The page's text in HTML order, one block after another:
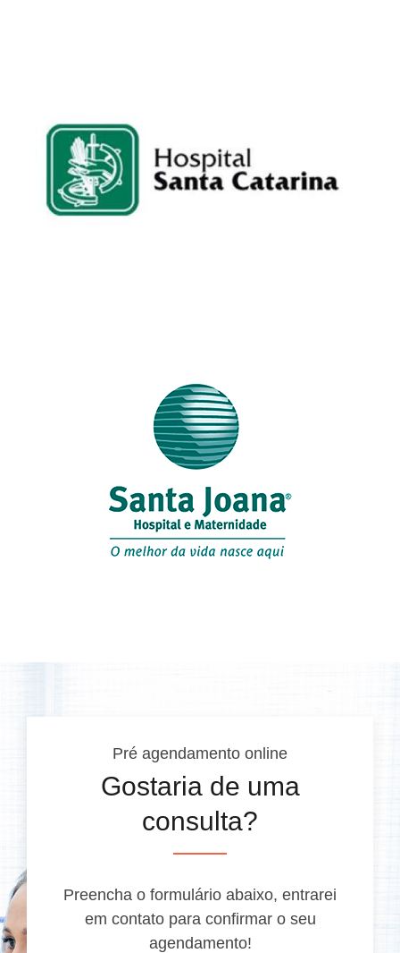
Pré agendamento online
Gostaria de uma
consulta?
Preencha o formulário abaixo, entrarei
em contato para confirmar o seu
agendamento!